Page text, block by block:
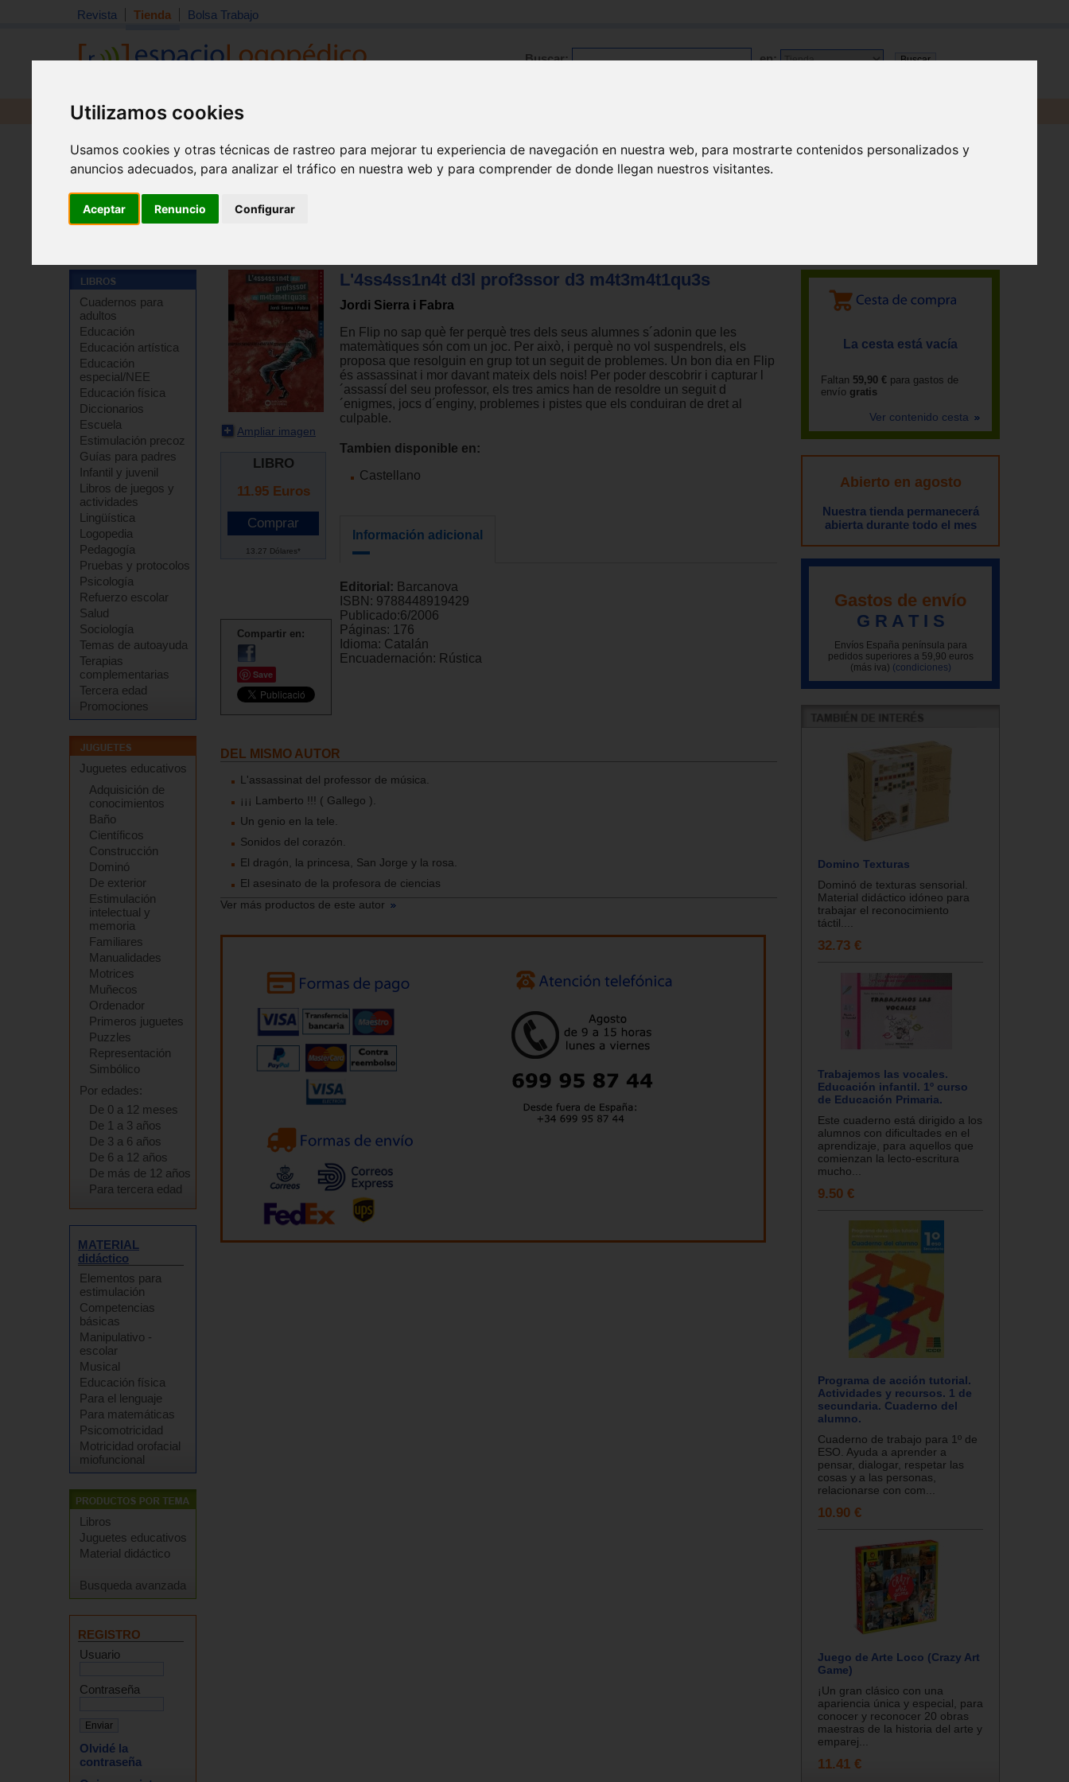
Utilizamos cookies
Usamos cookies y otras técnicas de rastreo para mejorar tu experiencia de navegación en nuestra web, para mostrarte contenidos personalizados y
anuncios adecuados, para analizar el tráfico en nuestra web y para comprender de donde llegan nuestros visitantes.
Aceptar Renuncio Configurar
Revista Tienda Bolsa Trabajo
Buscar: en:
Revista Libros Material
Cuadernos para
adultos
Educación
Educación artística
Educación
especial/NEE
Educación física
Diccionarios
Escuela
Estimulación precoz
Guías para padres
Infantil y juvenil
Libros de juegos y
actividades
Lingüística
Logopedia
Pedagogía
Pruebas y protocolos
Psicología
Refuerzo escolar
Salud
Sociología
Temas de autoayuda
Terapias
complementarias
Tercera edad
Promociones
Juguetes educativos
Adquisición de
conocimientos
Baño
Científicos
Construcción
Dominó
De exterior
Estimulación
intelectual y
memoria
Familiares
Manualidades
Motrices
Muñecos
Ordenador
Primeros juguetes
Puzzles
Representación
Simbólico
Por edades:
De 0 a 12 meses
De 1 a 3 años
De 3 a 6 años
De 6 a 12 años
De más de 12 años
Para tercera edad
MATERIAL
didáctico
Elementos para
estimulación
Competencias
básicas
Manipulativo -
escolar
Musical
Educación física
Para el lenguaje
Para matemáticas
Psicomotricidad
Motricidad orofacial
miofuncional
Libros
Juguetes educativos
Material didáctico
Busqueda avanzada
REGISTRO
Usuario
Contraseña
Olvidé la
contraseña
Ampliar imagen
LIBRO
11.95 Euros
13.27 Dólares*
Compartir en:
Save
L'4ss4ss1n4t d3l prof3ssor d3 m4t3m4t1qu3s
Jordi Sierra i Fabra
En Flip no sap què fer perquè tres dels seus alumnes s´adonin que les
matemàtiques són com un joc. Per això, i perquè no vol suspendrels, els
proposa que resolguin en grup tot un seguit de problemes. Un bon dia en Flip
és assassinat i mor davant mateix dels nois! Per poder descobrir i capturar l
´assassí del seu professor, els tres amics han de resoldre un seguit d
´enigmes, jocs d´enginy, problemes i pistes que els conduiran de dret al
culpable.
Tambien disponible en:
Castellano
Información adicional
Editorial: Barcanova
ISBN: 9788448919429
Publicado:6/2006
Páginas: 176
Idioma: Catalán
Encuadernación: Rústica
DEL MISMO AUTOR
L'assassinat del professor de música.
¡¡¡ Lamberto !!! ( Gallego ).
Un genio en la tele.
Sonidos del corazón.
El dragón, la princesa, San Jorge y la rosa.
El asesinato de la profesora de ciencias
Ver más productos de este autor
La cesta está vacía
Faltan 59,90 € para gastos de
envío gratis
Ver contenido cesta
Abierto en agosto
Nuestra tienda permanecerá
abierta durante todo el mes
Gastos de envío
G R A T I S
Envíos España península para
pedidos superiores a 59,90 euros
(más iva) (condiciones)
Domino Texturas
Dominó de texturas sensorial.
Material didáctico idóneo para
trabajar el reconocimiento
táctil....
32.73 €
Trabajemos las vocales.
Educación infantil. 1º curso
de Educación Primaria.
Este cuaderno está dirigido a los
alumnos con dificultades en el
aprendizaje, para aquellos que
comienzan la lecto-escritura
mucho...
9.50 €
Programa de acción tutorial.
Actividades y recursos. 1 de
secundaria. Cuaderno del
alumno.
Cuaderno de trabajo para 1º de
ESO. Ayuda a aprender a
pensar, dialogar, respetar las
cosas y a las personas,
relacionarse con com...
10.90 €
Juego de Arte Loco (Crazy Art
Game)
¡Un gran clásico con una
apariencia única y especial, para
conocer y reconocer 20 obras
maestras de la historia del arte y
emparej...
11.41 €